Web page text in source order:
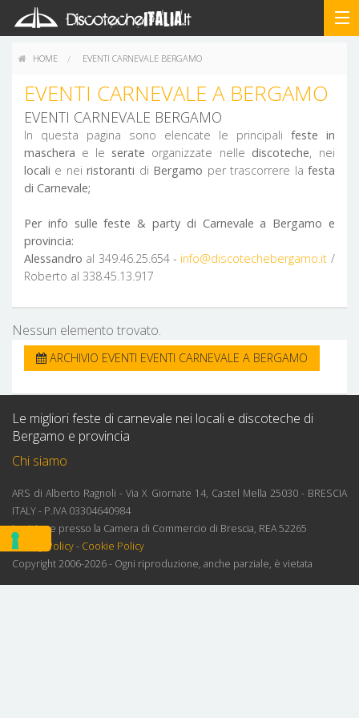
HOME EVENTI CARNEVALE BERGAMO
EVENTI CARNEVALE A BERGAMO
EVENTI CARNEVALE BERGAMO
In questa pagina sono elencate le principali feste in
maschera e le serate organizzate nelle discoteche, nei
locali e nei ristoranti di Bergamo per trascorrere la festa
di Carnevale;
Per info sulle feste & party di Carnevale a Bergamo e
provincia:
Alessandro al 349.46.25.654 - info@discotechebergamo.it /
Roberto al 338.45.13.917
Nessun elemento trovato.
ARCHIVIO EVENTI EVENTI CARNEVALE A BERGAMO
Le migliori feste di carnevale nei locali e discoteche di
Bergamo e provincia
Chi siamo
ARS di Alberto Ragnoli - Via X Giornate 14, Castel Mella 25030 - BRESCIA
ITALY - P.IVA 03304640984
Iscrizione presso la Camera di Commercio di Brescia, REA 52265
Privacy Policy- Cookie Policy
Copyright 2006-2026 - Ogni riproduzione, anche parziale, è vietata